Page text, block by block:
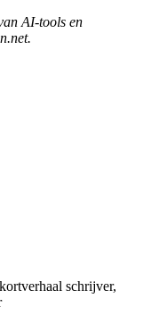
AI-tools en
schrijver,